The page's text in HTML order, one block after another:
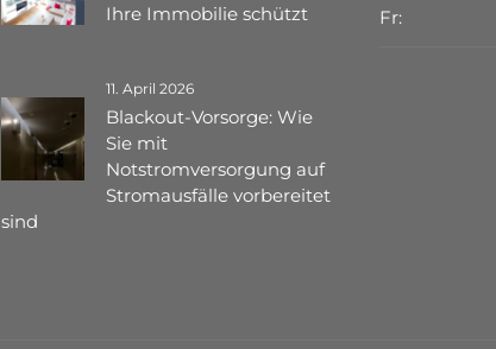
Ihre Immobilie schützt
11. April 2026
Blackout-Vorsorge: Wie
Sie mit
Notstromversorgung auf
Stromausfälle vorbereitet
sind
Fr: